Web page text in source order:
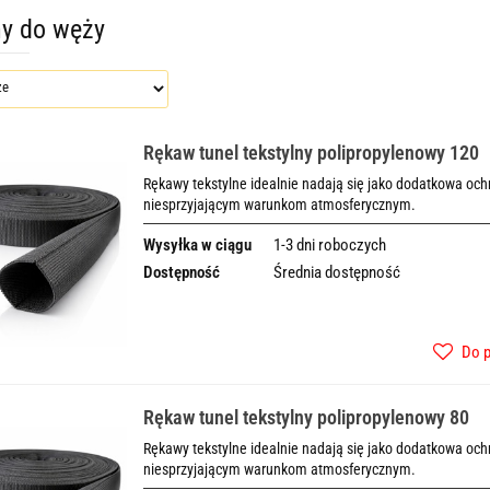
do węży
Rękaw tunel tekstylny polipropylenowy 120
Rękawy tekstylne idealnie nadają się jako dodatkowa
niesprzyjającym warunkom atmosferycznym.
Wysyłka w ciągu
1-3 dni roboczych
Dostępność
Średnia dostępność
Do
Rękaw tunel tekstylny polipropylenowy 80
Rękawy tekstylne idealnie nadają się jako dodatkowa
niesprzyjającym warunkom atmosferycznym.